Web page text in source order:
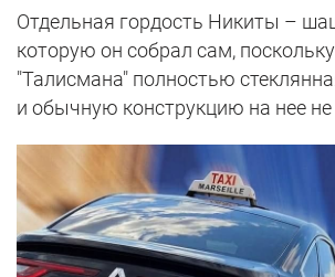
Отдельная гордость Никиты –
которую он собрал сам,
"Талисмана" полностью
и обычную конструкцию на нее не